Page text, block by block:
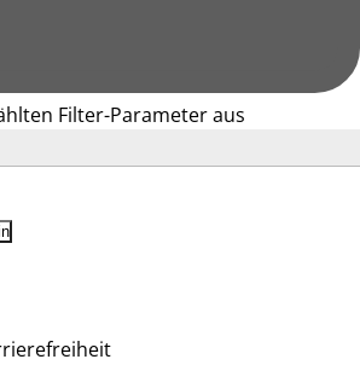
Filter-Parameter aus